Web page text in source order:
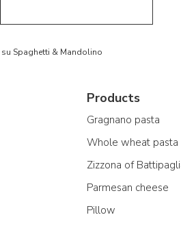
Spaghetti & Mandolino
Products
Gragnano pasta
Whole wheat pasta
Zizzona of
Parmesan cheese
Pillow